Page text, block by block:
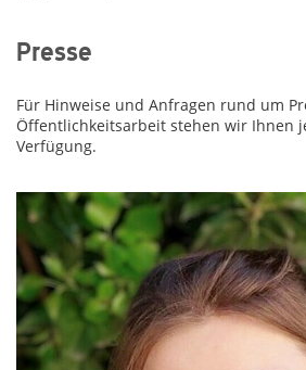
Presse
Für Hinweise und Anfragen rund um
Öffentlichkeitsarbeit stehen wir Ihnen
Verfügung.